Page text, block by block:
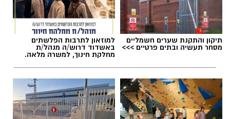
תיקון והתקנת שערים חשמליים
מסחר תעשיה ובתים פרטיים >>>
למוזאון לתרבות הפלשתים
באשדוד דרוש/ה מנהל/ת
מחלקת חינוך, למשרה מלאה.